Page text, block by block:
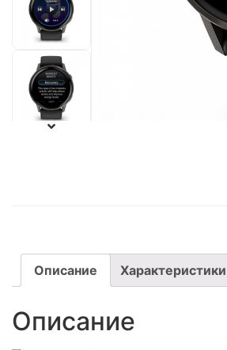
Описание Характеристики
Описание